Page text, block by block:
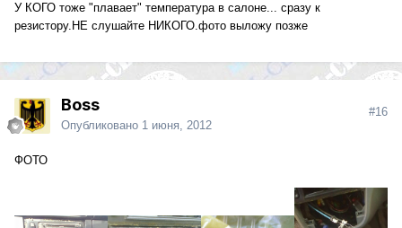
У КОГО тоже "плавает" температура в салоне... сразу к
резистору.НЕ слушайте НИКОГО.фото выложу позже
Boss
Опубликовано 1 июня, 2012
#16
ФОТО